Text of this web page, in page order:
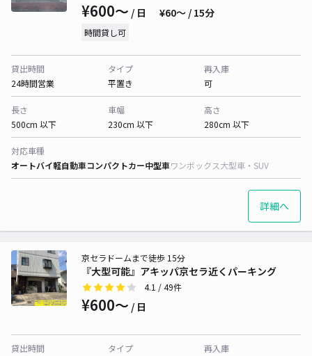
¥600〜 / 日 ¥60〜 / 15分
時間貸し可
貸出時間
24時間営業
タイプ
平置き
再入庫
可
長さ
500cm 以下
車幅
230cm 以下
高さ
280cm 以下
対応車種
オートバイ軽自動車コンパクトカー中型車ワンボックス大型車・SUV
詳細へ
『大型可能』アキッパ京セラ近くパーキング
京セラドームまで徒歩 15分
4.1 / 49件
¥600〜 / 日
貸出時間
タイプ
再入庫